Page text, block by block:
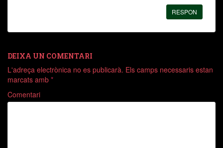
RESPON
DEIXA UN COMENTARI
L'adreça electrònica no es publicarà. Els camps necessaris estan
marcats amb *
Comentari